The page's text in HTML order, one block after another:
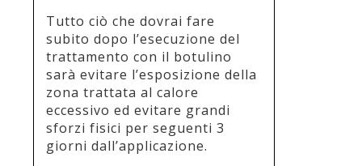
Tutto ciò che dovrai fare
subito dopo l’esecuzione del
trattamento con il botulino
sarà evitare l’esposizione della
zona trattata al calore
eccessivo ed evitare grandi
sforzi fisici per seguenti 3
giorni dall’applicazione.